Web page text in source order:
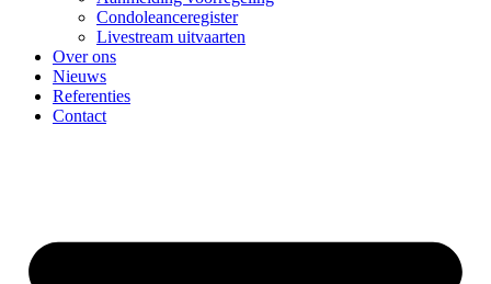
Condoleanceregister
Livestream uitvaarten
Over ons
Nieuws
Referenties
Contact